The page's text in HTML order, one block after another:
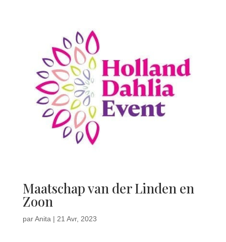
Maatschap van der Linden en
Zoon
parAnita| 21 Avr, 2023